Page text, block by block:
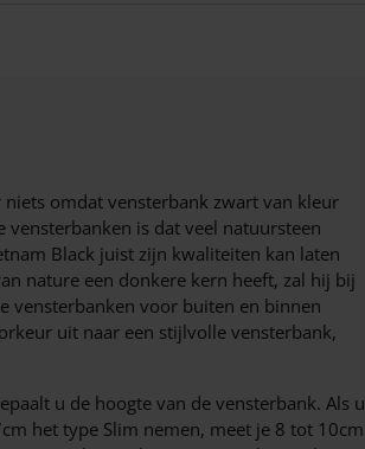
omdat vensterbank zwart van kleur
is dat veel natuursteen
Black juist zijn kwaliteiten kan laten
nature een donkere kern heeft, zal hij bij
vensterbanken voor buiten en binnen
uit naar een stijlvolle vensterbank,
u de hoogte van de vensterbank. Als u
het type Slim nemen, meet je 8 tot 10cm